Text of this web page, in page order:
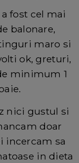
fost cel mai
balonare,
maro si
ok, greturi,
minimum 1
nici gustul si
doar
incercam sa
in dieta